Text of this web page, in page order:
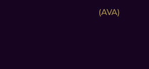
(AVA)